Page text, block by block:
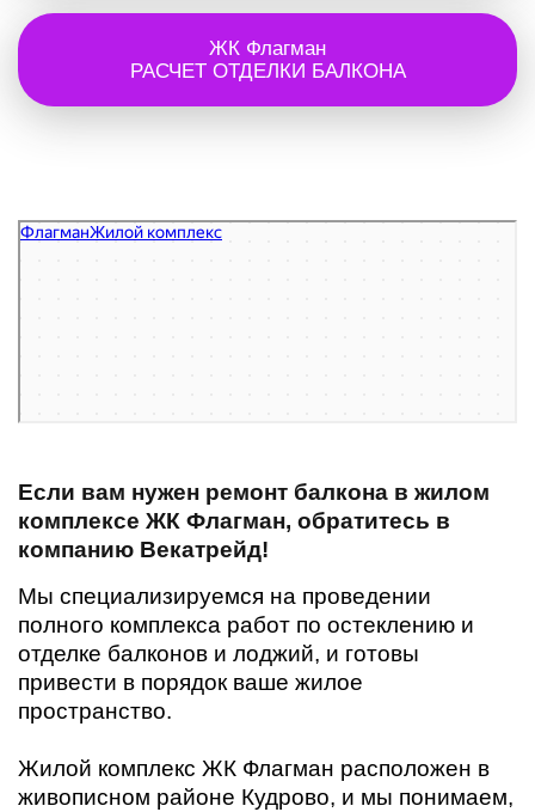
ЖК Флагман
РАСЧЕТ ОТДЕЛКИ БАЛКОНА
Флагман
Если вам нужен ремонт балкона в жилом
комплексе ЖК Флагман, обратитесь в
компанию Векатрейд!
Мы специализируемся на проведении
полного комплекса работ по остеклению и
отделке балконов и лоджий, и готовы
привести в порядок ваше жилое
пространство.
Жилой комплекс ЖК Флагман расположен в
живописном районе Кудрово, и мы понимаем,